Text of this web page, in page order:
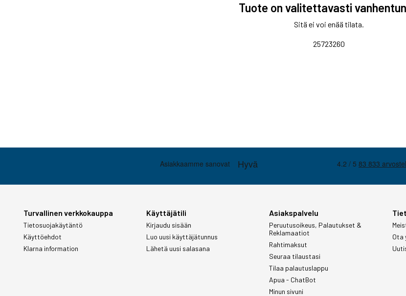
Tuote on valitettavasti
Sitä ei voi enää tilata.
25723260
Turvallinen verkkokauppa
Tietosuojakäytäntö
Käyttöehdot
Klarna information
Käyttäjätili
Kirjaudu sisään
Luo uusi käyttäjätunnus
Lähetä uusi salasana
Asiakspalvelu
Peruutusoikeus, Palautukset &
Reklamaatiot
Rahtimaksut
Seuraa tilaustasi
Tilaa palautuslappu
Apua - ChatBot
Minun sivuni
Ota